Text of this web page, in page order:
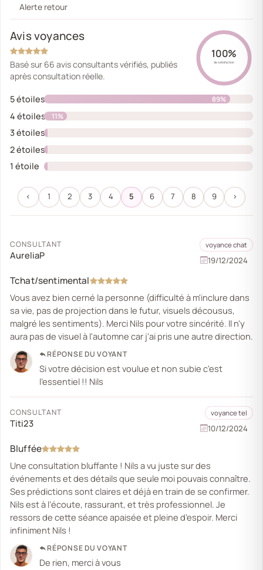
Alerte retour
Avis voyances
Basé sur 66 avis consultants vérifiés, publiés
après consultation réelle.
100%
de satisfaction
5 étoiles 89%
4 étoiles 11%
3 étoiles
0%
2 étoiles
0%
1 étoile
0%
‹ 1 2 3 4 5 6 7 8 9 ›
CONSULTANT
AureliaP
voyance chat
19/12/2024
Tchat/sentimental
Vous avez bien cerné la personne (difficulté à m'inclure dans
sa vie, pas de projection dans le futur, visuels décousus,
malgré les sentiments). Merci Nils pour votre sincérité. Il n'y
aura pas de visuel à l'automne car j'ai pris une autre direction.
RÉPONSE DU VOYANT
Si votre décision est voulue et non subie c'est
l'essentiel !! Nils
CONSULTANT
Titi23
voyance tel
10/12/2024
Bluffée
Une consultation bluffante ! Nils a vu juste sur des
événements et des détails que seule moi pouvais connaître.
Ses prédictions sont claires et déjà en train de se confirmer.
Nils est à l’écoute, rassurant, et très professionnel. Je
ressors de cette séance apaisée et pleine d’espoir. Merci
infiniment Nils !
RÉPONSE DU VOYANT
De rien, merci à vous